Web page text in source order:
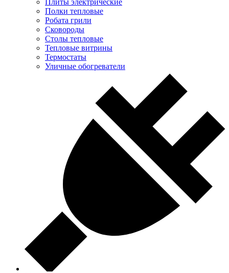
Плиты электрические
Полки тепловые
Робата грили
Сковороды
Столы тепловые
Тепловые витрины
Термостаты
Уличные обогреватели